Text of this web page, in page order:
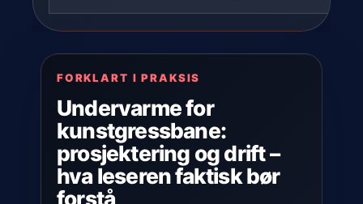
FORKLART I PRAKSIS
Undervarme for
kunstgressbane:
prosjektering og drift –
hva leseren faktisk bør
forstå